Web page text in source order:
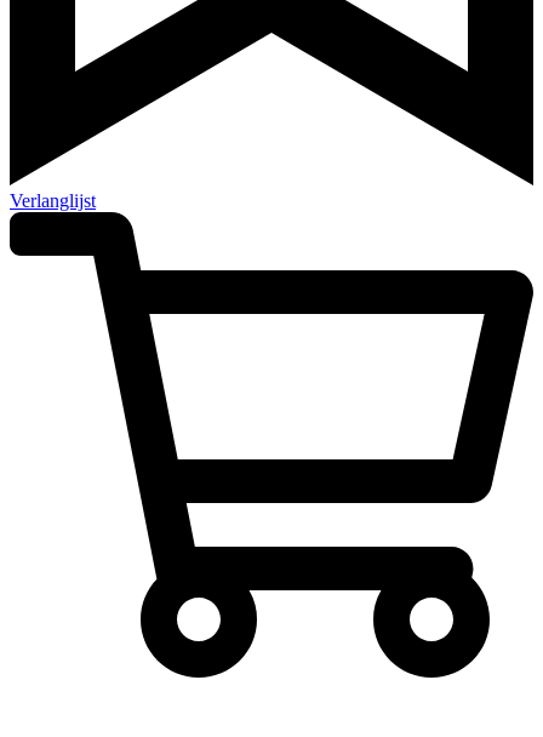
Verlanglijst